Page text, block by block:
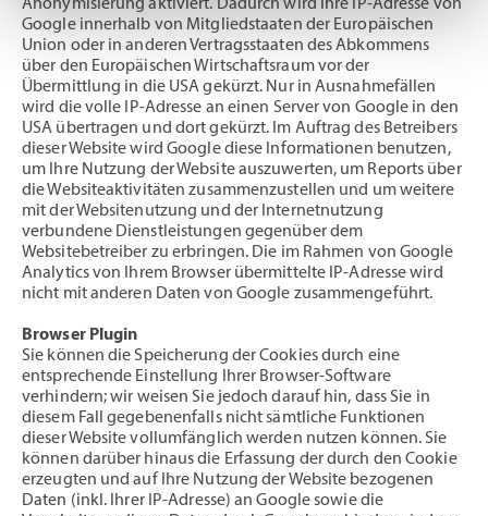
Anonymisierung aktiviert. Dadurch wird Ihre IP-Adresse von
Google innerhalb von Mitgliedstaaten der Europäischen
Union oder in anderen Vertragsstaaten des Abkommens
über den Europäischen Wirtschaftsraum vor der
Übermittlung in die USA gekürzt. Nur in Ausnahmefällen
wird die volle IP-Adresse an einen Server von Google in den
USA übertragen und dort gekürzt. Im Auftrag des Betreibers
dieser Website wird Google diese Informationen benutzen,
um Ihre Nutzung der Website auszuwerten, um Reports über
die Websiteaktivitäten zusammenzustellen und um weitere
mit der Websitenutzung und der Internetnutzung
verbundene Dienstleistungen gegenüber dem
Websitebetreiber zu erbringen. Die im Rahmen von Google
Analytics von Ihrem Browser übermittelte IP-Adresse wird
nicht mit anderen Daten von Google zusammengeführt.
Browser Plugin
Sie können die Speicherung der Cookies durch eine
entsprechende Einstellung Ihrer Browser-Software
verhindern; wir weisen Sie jedoch darauf hin, dass Sie in
diesem Fall gegebenenfalls nicht sämtliche Funktionen
dieser Website vollumfänglich werden nutzen können. Sie
können darüber hinaus die Erfassung der durch den Cookie
erzeugten und auf Ihre Nutzung der Website bezogenen
Daten (inkl. Ihrer IP-Adresse) an Google sowie die